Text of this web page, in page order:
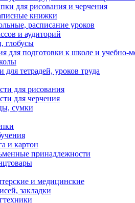
для рисования и черчения
книжки
расписание уроков
и аудиторий
глобусы
для подготовки к школе и учебно-
тетрадей, уроков труда
для рисования
для черчения
сумки
и картон
принадлежности
и медицинские
закладки